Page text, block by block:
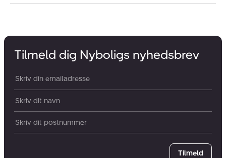
Tilmeld dig Nyboligs nyhedsbrev
Din email:
Dit navn:
Postnummer
Tilmeld